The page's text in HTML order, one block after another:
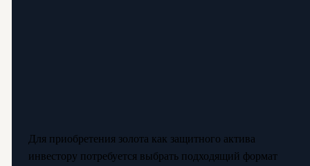
Для приобретения золота как защитного актива
инвестору потребуется выбрать подходящий формат